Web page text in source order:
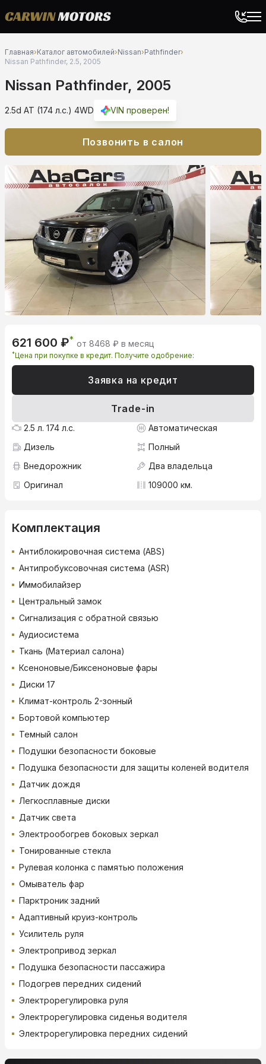
Главная›Каталог автомобилей›Nissan›Pathfinder›
Nissan Pathfinder, 2.5, 2005
Nissan Pathfinder, 2005
2.5d AT (174 л.с.) 4WD VIN проверен!
Позвонить в салон
621 600 ₽* от 8468 ₽ в месяц
*Цена при покупке в кредит. Получите одобрение:
Заявка на кредит
Trade-in
2.5 л. 174 л.с.
Автоматическая
Дизель
Полный
Внедорожник
Два владельца
Оригинал
109000 км.
Комплектация
Антиблокировочная система (ABS)
Антипробуксовочная система (ASR)
Иммобилайзер
Центральный замок
Сигнализация с обратной связью
Аудиосистема
Ткань (Материал салона)
Ксеноновые/Биксеноновые фары
Диски 17
Климат-контроль 2-зонный
Бортовой компьютер
Темный салон
Подушки безопасности боковые
Подушка безопасности для защиты коленей водителя
Датчик дождя
Легкосплавные диски
Датчик света
Электрообогрев боковых зеркал
Тонированные стекла
Рулевая колонка с памятью положения
Омыватель фар
Парктроник задний
Адаптивный круиз-контроль
Усилитель руля
Электропривод зеркал
Подушка безопасности пассажира
Подогрев передних сидений
Электрорегулировка руля
Электрорегулировка сиденья водителя
Электрорегулировка передних сидений